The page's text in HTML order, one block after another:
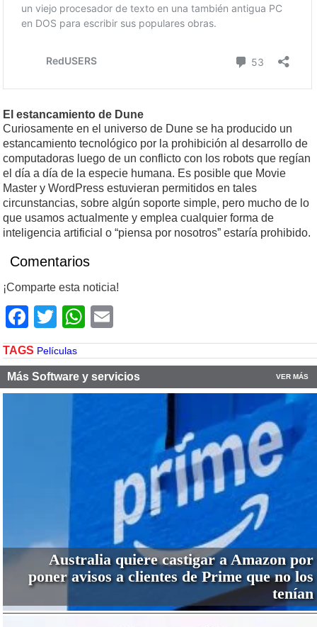
El estancamiento de Dune
Curiosamente en el universo de Dune se ha producido un
estancamiento tecnológico por la prohibición al desarrollo de
computadoras luego de un conflicto con los robots que regían
el día a día de la especie humana. Es posible que Movie
Master y WordPress estuvieran permitidos en tales
circunstancias, sobre algún soporte simple, pero mucho de lo
que usamos actualmente y emplea cualquier forma de
inteligencia artificial o “piensa por nosotros” estaría prohibido.
Comentarios
¡Comparte esta noticia!
Facebook
TwitterWhatsApp
TAGS Películas
Más Software y servicios VER MÁS
Australia quiere castigar a Amazon por
poner avisos a clientes de Prime que no los
tenían